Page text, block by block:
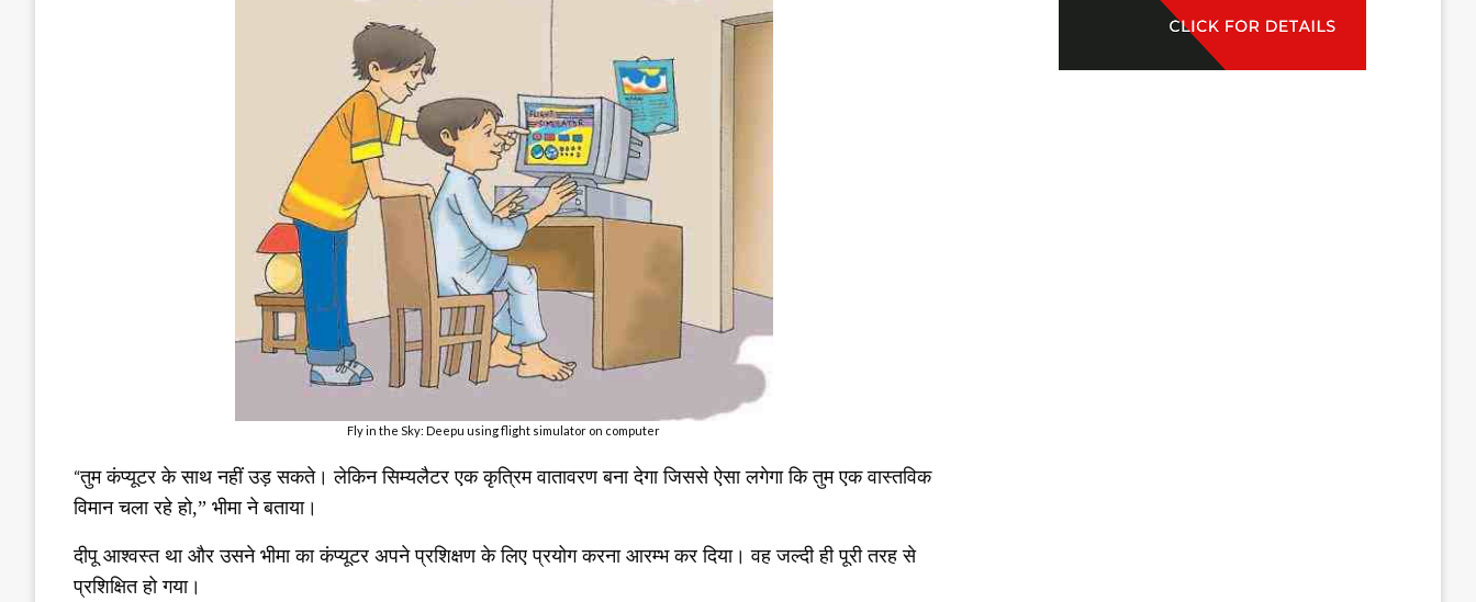
Fly in the Sky: Deepu using flight simulator on computer
“तुम कंप्यूटर के साथ नहीं उड़ सकते। लेकिन सिम्यलैटर एक कृत्रिम वातावरण बना देगा जिससे ऐसा लगेगा कि तुम एक वास्तविक
विमान चला रहे हो,” भीमा ने बताया।
दीपू आश्वस्त था और उसने भीमा का कंप्यूटर अपने प्रशिक्षण के लिए प्रयोग करना आरम्भ कर दिया। वह जल्दी ही पूरी तरह से
प्रशिक्षित हो गया।